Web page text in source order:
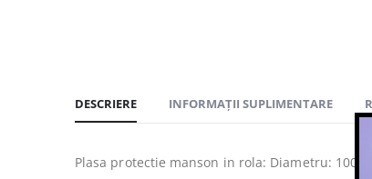
DESCRIERE INFORMAȚII SUPLIMENTARE
Plasa protectie manson in rola: Diametru: